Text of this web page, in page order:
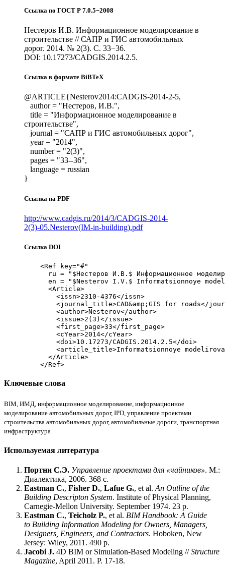
Ссылка по ГОСТ Р 7.0.5−2008
Нестеров И.В. Информационное моделирование в
строительстве // САПР и ГИС автомобильных
дорог. 2014. № 2(3). С. 33−36.
DOI: 10.17273/CADGIS.2014.2.5.
Ссылка в формате BiBTeX
@ARTICLE{Nesterov2014:CADGIS-2014-2-5,
author = "Нестеров, И.В.",
title = "Информационное моделирование в
строительстве",
journal = "САПР и ГИС автомобильных дорог",
year = "2014",
number = "2(3)",
pages = "33--36",
language = russian
}
Ссылка на PDF
http://www.cadgis.ru/2014/3/CADGIS-2014-
2(3)-05.Nesterov(IM-in-building).pdf
Ссылка DOI
    <Ref key="#"
ru = "$Нестеров И.В.$ Информационное
en = "$Nesterov I.V.$ Informatsionnoye
      <Article>
        <issn>2310-4376</issn>
<journal_title>CAD&amp;GIS for roads</
        <author>Nesterov</author>
        <issue>2(3)</issue>
        <first_page>33</first_page>
        <cYear>2014</cYear>
        <doi>10.17273/CADGIS.2014.2.5</doi>
<article_title>Informatsionnoye
      </Article>
Ключевые слова
BIM ИМД информационное моделирование информационное
моделирование автомобильных дорог, IPD управление проектами
строительства автомобильных дорог, автомобильные дороги транспортная
инфраструктура
Используемая литература
Портни С.Э. Управление проектами для «чайников». М.:
Диалектика, 2006. 368 с.
Eastman C., Fisher D., Lafue G., et al. An Outline of the
Building Descripton System. Institute of Physical Planning,
Carnegie-Mellon University. September 1974. 23 p.
Eastman C., Teicholz P., et al. BIM Handbook: A Guide
to Building Information Modeling for Owners Managers
Designers Engineers and Contractors. Hoboken, New
Jersey: Wiley, 2011. 490 p.
Jacobi J. 4D BIM or Simulation-Based Modeling //Structure
Magazine, April 2011. P. 17-18.